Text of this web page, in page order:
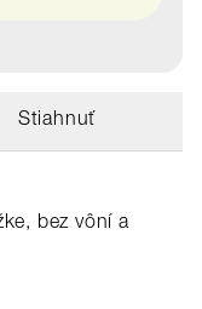
Stiahnuť
bez vôní a